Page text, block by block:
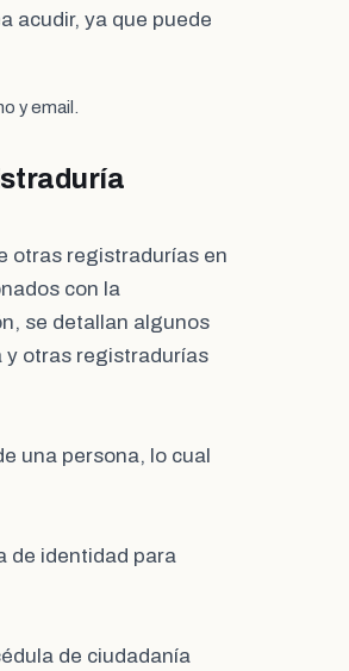
acudir, ya que puede
y email.
otras registradurías en
con la
se detallan algunos
y otras registradurías
una persona, lo cual
de identidad para
de ciudadanía